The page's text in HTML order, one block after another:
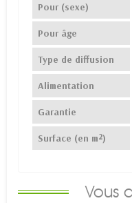
Pour (sexe)
Pour âge
Type de diffusion
Alimentation
Garantie
Surface (en m²)
Vous